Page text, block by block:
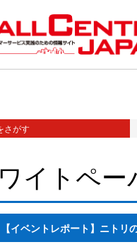
さがす
イトペ
【イベントレポート】ニト